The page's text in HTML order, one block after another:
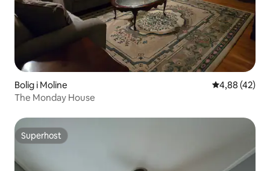
Bolig i Moline 4,88 ud af 5 i
4,88 (42)
The Monday House
Superhost
Superhost